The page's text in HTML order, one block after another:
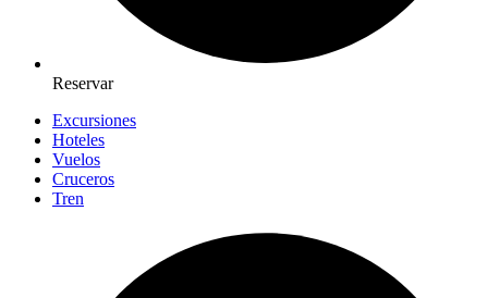
Reservar
Excursiones
Hoteles
Vuelos
Cruceros
Tren